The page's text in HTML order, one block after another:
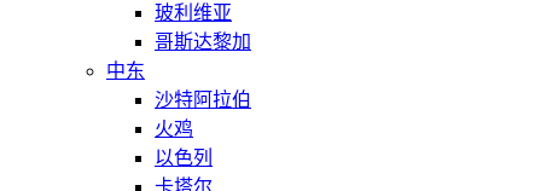
玻利维亚
哥斯达黎加
中东
沙特阿拉伯
火鸡
以色列
卡塔尔